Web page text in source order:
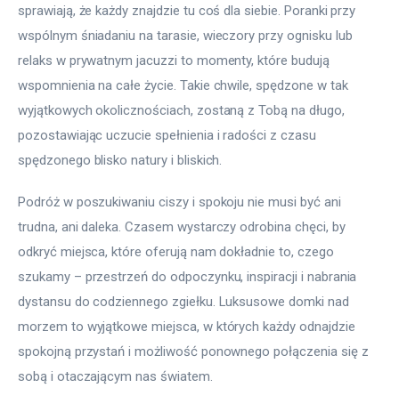
sprawiają, że każdy znajdzie tu coś dla siebie. Poranki przy
wspólnym śniadaniu na tarasie, wieczory przy ognisku lub
relaks w prywatnym jacuzzi to momenty, które budują
wspomnienia na całe życie. Takie chwile, spędzone w tak
wyjątkowych okolicznościach, zostaną z Tobą na długo,
pozostawiając uczucie spełnienia i radości z czasu
spędzonego blisko natury i bliskich.
Podróż w poszukiwaniu ciszy i spokoju nie musi być ani
trudna, ani daleka. Czasem wystarczy odrobina chęci, by
odkryć miejsca, które oferują nam dokładnie to, czego
szukamy – przestrzeń do odpoczynku, inspiracji i nabrania
dystansu do codziennego zgiełku. Luksusowe domki nad
morzem to wyjątkowe miejsca, w których każdy odnajdzie
spokojną przystań i możliwość ponownego połączenia się z
sobą i otaczającym nas światem.